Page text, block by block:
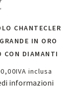
CHANTECLER
IN ORO
CON DIAMANTI
IVA inclusa
informazioni